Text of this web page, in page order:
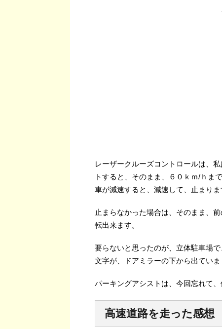
レーザークルーズコントロールは、
トすると、そのまま、６０ｋｍ/ｈま
車が減速すると、減速して、止まりま
止まらなかった場合は、そのまま、
転出来ます。
要らないと思ったのが、立体駐車場
文字が、ドアミラーの下から出ていま
パーキングアシストは、今回忘れて、
高速道路を走った感想